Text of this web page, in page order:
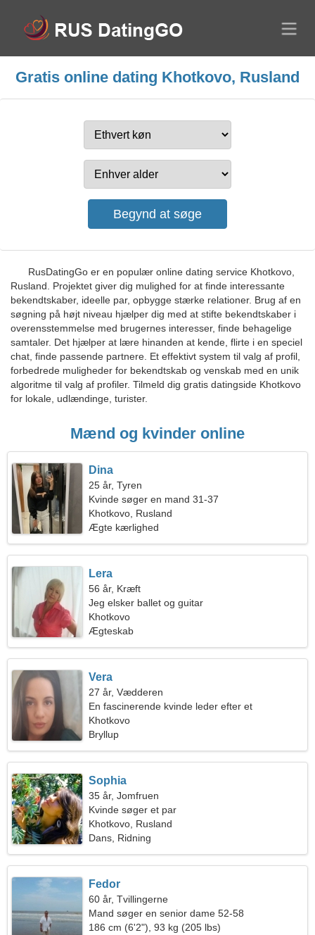
Gratis online dating Khotkovo, Rusland
RusDatingGo er en populær online dating service Khotkovo,
Rusland. Projektet giver dig mulighed for at finde interessante
bekendtskaber, ideelle par, opbygge stærke relationer. Brug af en
søgning på højt niveau hjælper dig med at stifte bekendtskaber i
overensstemmelse med brugernes interesser, finde behagelige
samtaler. Det hjælper at lære hinanden at kende, flirte i en speciel
chat, finde passende partnere. Et effektivt system til valg af profil,
forbedrede muligheder for bekendtskab og venskab med en unik
algoritme til valg af profiler. Tilmeld dig gratis datingside Khotkovo
for lokale, udlændinge, turister.
Mænd og kvinder online
Dina
25 år, Tyren
Kvinde søger en mand 31-37
Khotkovo, Rusland
Ægte kærlighed
Lera
56 år, Kræft
Jeg elsker ballet og guitar
Khotkovo
Ægteskab
Vera
27 år, Vædderen
En fascinerende kvinde leder efter et
lidenskabeligt forhold
Khotkovo
Bryllup
Sophia
35 år, Jomfruen
Kvinde søger et par
Khotkovo, Rusland
Dans, Ridning
Fedor
60 år, Tvillingerne
Mand søger en senior dame 52-58
186 cm (6'2"), 93 kg (205 lbs)